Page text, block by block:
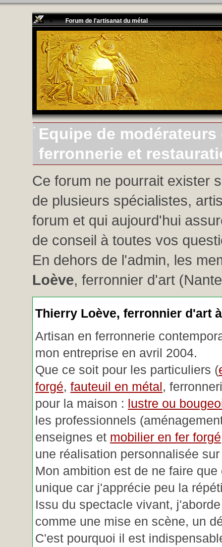
Forum de l'artisanat du métal
Equipe de
ferronnerie et
Ce forum ne pourrait exister
de plusieurs spécialistes,
forum et qui aujourd'hui
de conseil à toutes vos
En dehors de l'admin, les
Loève, ferronnier d'art
Thierry Loève, ferronnier d'art
Artisan en ferronnerie
mon entreprise en avril 2004.
Que ce soit pour les particuliers (
forgé, fauteuil en métal,
pour la maison : lustre ou
les professionnels
enseignes et mobilier en fer forgé
une réalisation personnalisée
Mon ambition est de ne faire que
unique car j'apprécie peu la
Issu du spectacle vivant,
comme une mise en scène, un
C'est pourquoi il est